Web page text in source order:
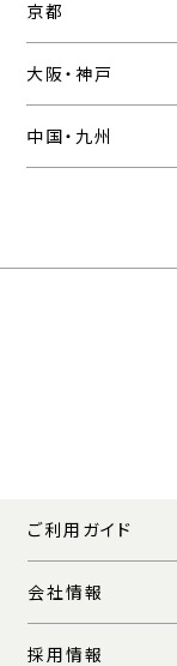
京都
大阪・神戸
中国・九州
ご利用ガイド
会社情報
採用情報